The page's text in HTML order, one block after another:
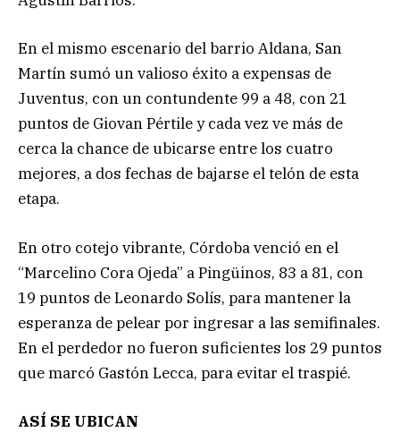
En el mismo escenario del barrio Aldana, San
Martín sumó un valioso éxito a expensas de
Juventus, con un contundente 99 a 48, con 21
puntos de Giovan Pértile y cada vez ve más de
cerca la chance de ubicarse entre los cuatro
mejores, a dos fechas de bajarse el telón de esta
etapa.
En otro cotejo vibrante, Córdoba venció en el
“Marcelino Cora Ojeda” a Pingüinos, 83 a 81, con
19 puntos de Leonardo Solís, para mantener la
esperanza de pelear por ingresar a las semifinales.
En el perdedor no fueron suficientes los 29 puntos
que marcó Gastón Lecca, para evitar el traspié.
ASÍ SE UBICAN